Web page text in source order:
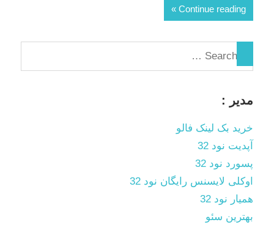
Continue reading
مدیر :
خرید بک لینک فالو
آپدیت نود 32
پسورد نود 32
اوکلی لایسنس رایگان نود 32
همیار نود 32
بهترین سئو